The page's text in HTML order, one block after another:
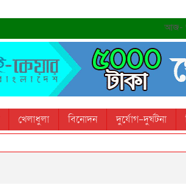
আজ-
খেলাধুলা বিনোদন দুর্যোগ-দুর্ঘটনা